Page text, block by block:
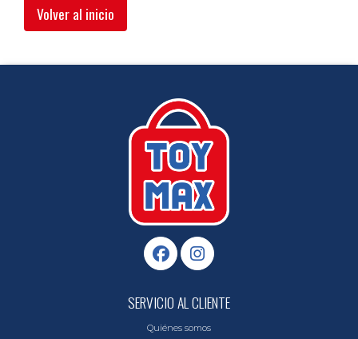
Volver al inicio
SERVICIO AL CLIENTE
Quiénes somos